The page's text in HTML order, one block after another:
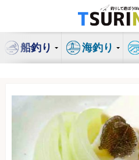
ン
船釣り 海釣り